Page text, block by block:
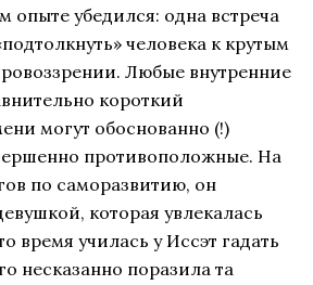
опыте убедился: одна встреча
человека к крутым
Любые внутренние
короткий
могут обоснованно (!)
противоположные. На
по саморазвитию, он
которая увлекалась
время училась у Иссэт гадать
несказанно поразила та